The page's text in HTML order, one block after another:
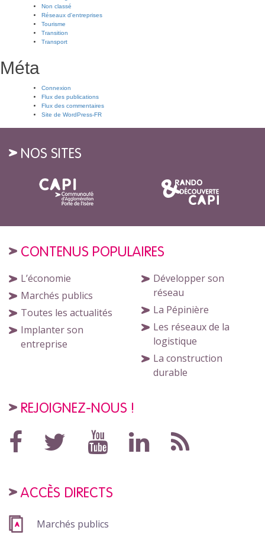
Non classé
Réseaux d'entreprises
Tourisme
Transition
Transport
Méta
Connexion
Flux des publications
Flux des commentaires
Site de WordPress-FR
NOS SITES
CONTENUS POPULAIRES
L’économie
Marchés publics
Toutes les actualités
Implanter son
entreprise
Développer son
réseau
La Pépinière
Les réseaux de la
logistique
La construction
durable
REJOIGNEZ-NOUS !
ACCÈS DIRECTS
Marchés publics